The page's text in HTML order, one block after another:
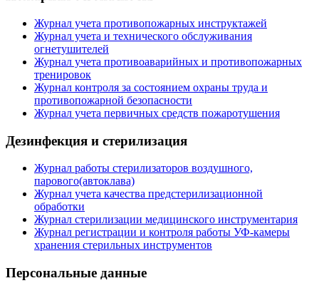
Журнал учета противопожарных инструктажей
Журнал учета и технического обслуживания
огнетушителей
Журнал учета противоаварийных и противопожарных
тренировок
Журнал контроля за состоянием охраны труда и
противопожарной безопасности
Журнал учета первичных средств пожаротушения
Дезинфекция и стерилизация
Журнал работы стерилизаторов воздушного,
парового(автоклава)
Журнал учета качества предстерилизационной
обработки
Журнал стерилизации медицинского инструментария
Журнал регистрации и контроля работы УФ-камеры
хранения стерильных инструментов
Персональные данные